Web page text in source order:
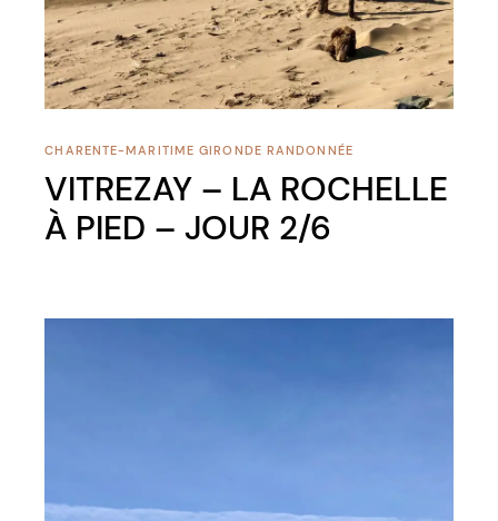
CHARENTE-MARITIMEGIRONDE RANDONNÉE
VITREZAY – LA ROCHELLE
À PIED – JOUR 2/6